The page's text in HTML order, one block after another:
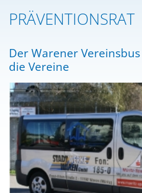
PRÄVENTIONSRAT
Der Warener
die Vereine